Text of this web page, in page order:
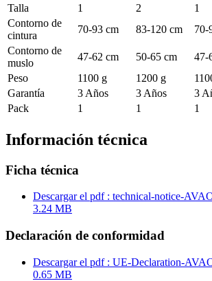
Talla
1 2 1
Contorno de
cintura
70-93 cm 83-120 cm 70-
Contorno de
muslo
47-62 cm 50-65 cm 47-
Peso
1100 g 1200 g
Garantía
3 Años 3 Años 3
Pack
1 1 1
Información técnica
Ficha técnica
Descargar el pdf : technical-notice-
3.24 MB
Declaración de conformidad
Descargar el pdf : UE-Declaration-
0.65 MB